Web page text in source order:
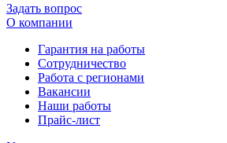
Задать вопрос
О компании
Гарантия на работы
Сотрудничество
Работа с регионами
Вакансии
Наши работы
Прайс-лист